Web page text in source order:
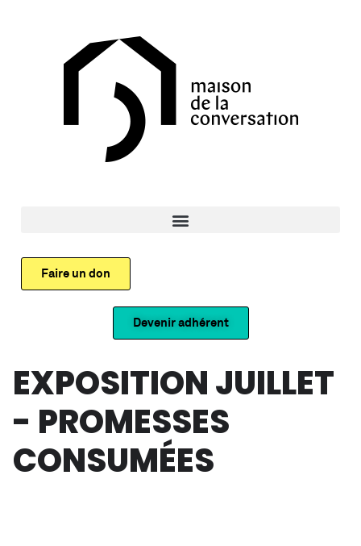
Faire un don
Devenir adhérent
EXPOSITION JUILLET
- PROMESSES
CONSUMÉES